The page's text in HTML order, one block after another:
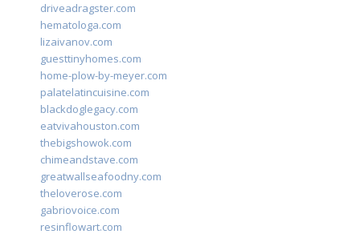
driveadragster.com
hematologa.com
lizaivanov.com
guesttinyhomes.com
home-plow-by-meyer.com
palatelatincuisine.com
blackdoglegacy.com
eatvivahouston.com
thebigshowok.com
chimeandstave.com
greatwallseafoodny.com
theloverose.com
gabriovoice.com
resinflowart.com